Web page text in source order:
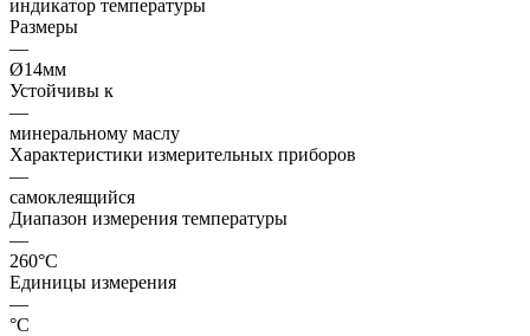
индикатор температуры
Размеры
—
Ø14мм
Устойчивы к
—
минеральному маслу
Характеристики измерительных приборов
—
самоклеящийся
Диапазон измерения температуры
—
260°C
Единицы измерения
—
°C